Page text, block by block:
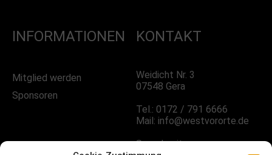
INFORMATIONEN
Mitglied werden
Sponsoren
KONTAKT
Weidicht Nr. 3
07548 Gera
Tel.: 0172 / 791 6666
Mail: info@westvororte.de
Sprechzeiten: